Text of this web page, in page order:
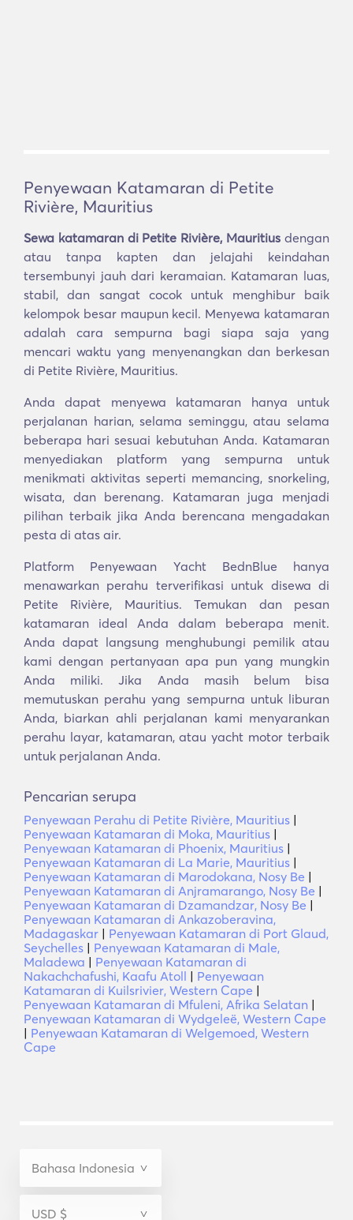
Penyewaan Katamaran di Petite
Rivière, Mauritius
Sewa katamaran di Petite Rivière, Mauritius dengan
atau tanpa kapten dan jelajahi keindahan
tersembunyi jauh dari keramaian. Katamaran luas,
stabil, dan sangat cocok untuk menghibur baik
kelompok besar maupun kecil. Menyewa katamaran
adalah cara sempurna bagi siapa saja yang
mencari waktu yang menyenangkan dan berkesan
di Petite Rivière, Mauritius.
Anda dapat menyewa katamaran hanya untuk
perjalanan harian, selama seminggu, atau selama
beberapa hari sesuai kebutuhan Anda. Katamaran
menyediakan platform yang sempurna untuk
menikmati aktivitas seperti memancing, snorkeling,
wisata, dan berenang. Katamaran juga menjadi
pilihan terbaik jika Anda berencana mengadakan
pesta di atas air.
Platform Penyewaan Yacht BednBlue hanya
menawarkan perahu terverifikasi untuk disewa di
Petite Rivière, Mauritius. Temukan dan pesan
katamaran ideal Anda dalam beberapa menit.
Anda dapat langsung menghubungi pemilik atau
kami dengan pertanyaan apa pun yang mungkin
Anda miliki. Jika Anda masih belum bisa
memutuskan perahu yang sempurna untuk liburan
Anda, biarkan ahli perjalanan kami menyarankan
perahu layar, katamaran, atau yacht motor terbaik
untuk perjalanan Anda.
Pencarian serupa
Penyewaan Perahu di Petite Rivière, Mauritius |
Penyewaan Katamaran di Moka, Mauritius |
Penyewaan Katamaran di Phoenix, Mauritius |
Penyewaan Katamaran di La Marie, Mauritius |
Penyewaan Katamaran di Marodokana, Nosy Be |
Penyewaan Katamaran di Anjramarango, Nosy Be |
Penyewaan Katamaran di Dzamandzar, Nosy Be |
Penyewaan Katamaran di Ankazoberavina,
Madagaskar | Penyewaan Katamaran di Port Glaud,
Seychelles | Penyewaan Katamaran di Male,
Maladewa | Penyewaan Katamaran di
Nakachchafushi, Kaafu Atoll | Penyewaan
Katamaran di Kuilsrivier, Western Cape |
Penyewaan Katamaran di Mfuleni, Afrika Selatan |
Penyewaan Katamaran di Wydgeleë, Western Cape
| Penyewaan Katamaran di Welgemoed, Western
Cape